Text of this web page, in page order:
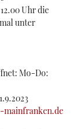
Uhr die
unter
Mo-Do:
mainfranken.de